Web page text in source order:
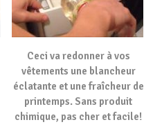
Ceci va redonner à vos
vêtements une blancheur
éclatante et une fraîcheur de
printemps. Sans produit
chimique, pas cher et facile!